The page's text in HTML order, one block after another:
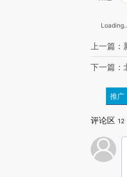
上一篇：
下一篇：
推广
评论区 12